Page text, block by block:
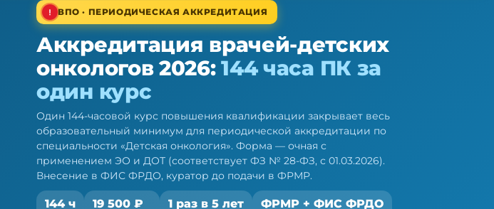
ВПО · ПЕРИОДИЧЕСКАЯ АККРЕДИТАЦИЯ
Аккредитация врачей-детских
онкологов 2026:144 часа ПК за
один курс
Один 144-часовой курс повышения квалификации закрывает весь
образовательный минимум для периодической аккредитации по
специальности «Детская онкология». Форма — очная с
применением ЭО и ДОТ (соответствует ФЗ № 28-ФЗ, с 01.03.2026).
Внесение в ФИС ФРДО, куратор до подачи в ФРМР.
144 ч 19 500 ₽ 1 раз в 5 лет ФРМР + ФИС ФРДО